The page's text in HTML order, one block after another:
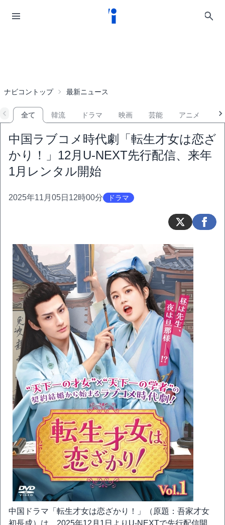
ナビコントップ 最新ニュース
全て 韓流 ドラマ 映画 芸能 アニメ
中国ラブコメ時代劇「転生才女は恋ざ
かり！」12月U-NEXT先行配信、来年
1月レンタル開始
2025年11月05日12時00分 ドラマ
中国ドラマ「転生才女は恋ざかり！」（原題：吾家才女
初長成）は、2025年12月1日よりU-NEXTで先行配信開